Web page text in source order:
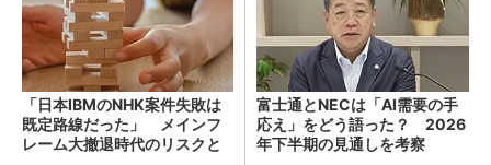
「日本IBMのNHK案件失敗は
既定路線だった」 メインフ
レーム大撤退時代のリスクと
富士通とNECは「AI需要の手
応え」をどう語った？ 2026
年下半期の見通しを考察